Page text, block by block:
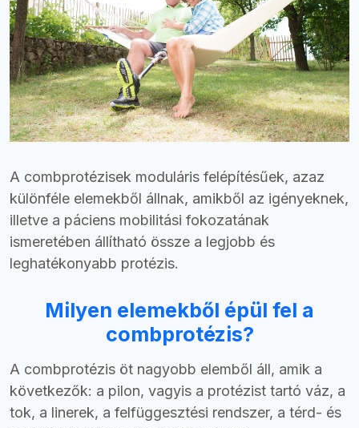
A combprotézisek moduláris felépítésűek, azaz
különféle elemekből állnak, amikből az igényeknek,
illetve a páciens mobilitási fokozatának
ismeretében állítható össze a legjobb és
leghatékonyabb protézis.
Milyen elemekből épül fel a
combprotézis?
A combprotézis öt nagyobb elemből áll, amik a
következők: a pilon, vagyis a protézist tartó váz, a
tok, a linerek, a felfüggesztési rendszer, a térd- és